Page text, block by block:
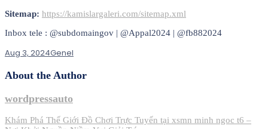
Sitemap: https://kamislargaleri.com/sitemap.xml
Inbox tele : @subdomaingov | @Appal2024 | @fb882024
Aug 3, 2024Genel
About the Author
wordpressauto
Post
Khám Phá Thế Giới Đồ Chơi Trực Tuyến tại xsmn minh ngoc t6 –